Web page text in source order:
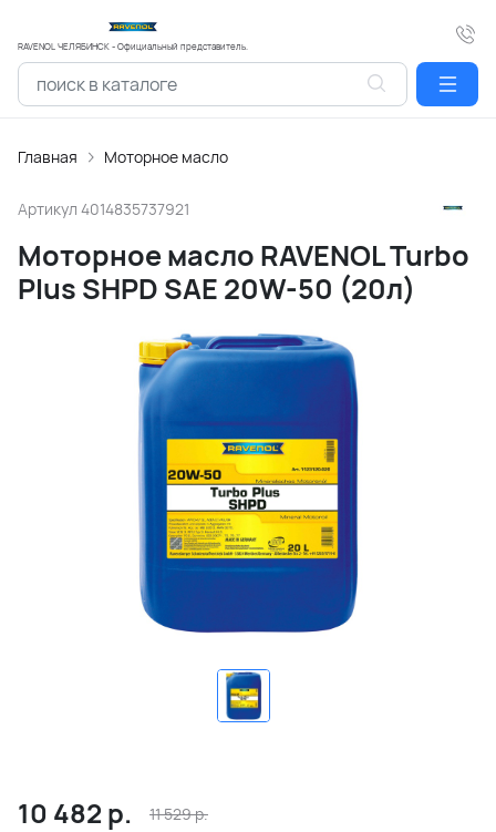
RAVENOL ЧЕЛЯБИНСК - Официальный представитель.
Главная Моторное масло
Артикул 4014835737921
Моторное масло RAVENOL Turbo
Plus SHPD SAE 20W-50 (20л)
10 482 р. 11 529р.